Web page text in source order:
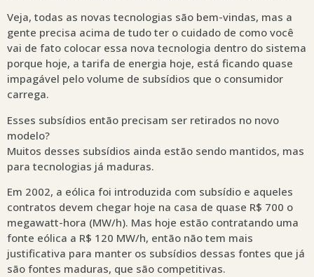
Veja, todas as novas tecnologias são bem-vindas, mas a
gente precisa acima de tudo ter o cuidado de como você
vai de fato colocar essa nova tecnologia dentro do sistema
porque hoje, a tarifa de energia hoje, está ficando quase
impagável pelo volume de subsídios que o consumidor
carrega.
Esses subsídios então precisam ser retirados no novo
modelo?
Muitos desses subsídios ainda estão sendo mantidos, mas
para tecnologias já maduras.
Em 2002, a eólica foi introduzida com subsídio e aqueles
contratos devem chegar hoje na casa de quase R$ 700 o
megawatt-hora (MW/h). Mas hoje estão contratando uma
fonte eólica a R$ 120 MW/h, então não tem mais
justificativa para manter os subsídios dessas fontes que já
são fontes maduras, que são competitivas.